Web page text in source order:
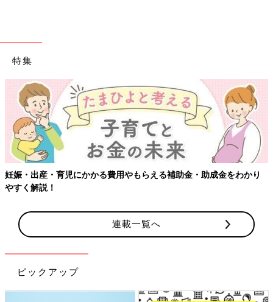
特集
妊娠・出産・育児にかかる費用やもらえる補助金・助成金をわかり
やすく解説！
連載一覧へ
ピックアップ